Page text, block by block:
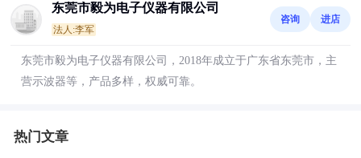
东莞市毅为电子仪器有限公司
法人:李军
咨询 进店
东莞市毅为电子仪器有限公司，2018年成立于广东省东莞市，主
营示波器等，产品多样，权威可靠。
热门文章